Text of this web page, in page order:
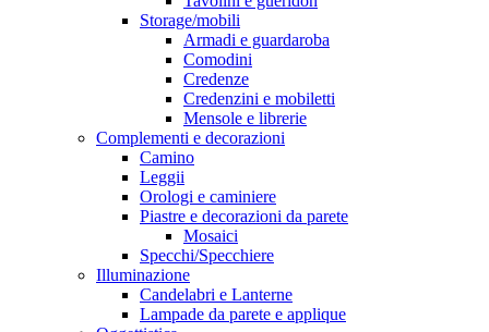
Storage/mobili
Armadi e guardaroba
Comodini
Credenze
Credenzini e mobiletti
Mensole e librerie
Complementi e decorazioni
Camino
Leggii
Orologi e caminiere
Piastre e decorazioni da parete
Mosaici
Specchi/Specchiere
Illuminazione
Candelabri e Lanterne
Lampade da parete e applique